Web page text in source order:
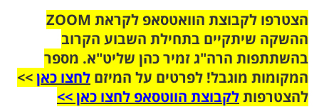
הצטרפו לקבוצת הוואטסאפ לקראת ZOOM
ההשקה שיתקיים בתחילת השבוע הקרוב
בהשתתפות הרה"ג זמיר כהן שליט"א. מספר
המקומות מוגבל! לפרטים על המיזם לחצו כאן>>
להצטרפותלקבוצת הווטסאפ לחצו כאן >>